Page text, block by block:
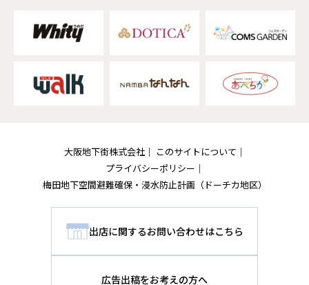
大阪地下街株式会社
このサイトについて
プライバシーポリシー
梅田地下空間避難確保・浸水防止計画（ドーチカ地区）
出店に関するお問い合わせはこちら
広告出稿をお考えの方へ